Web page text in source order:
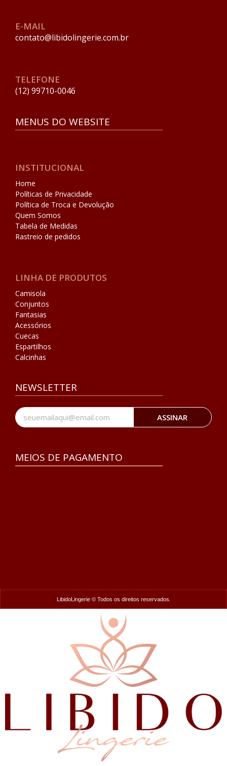
E-MAIL
contato@libidolingerie.com.br
TELEFONE
(12) 99710-0046
MENUS DO WEBSITE
INSTITUCIONAL
Home
Políticas de Privacidade
Política de Troca e Devolução
Quem Somos
Tabela de Medidas
Rastreio de pedidos
LINHA DE PRODUTOS
Camisola
Conjuntos
Fantasias
Acessórios
Cuecas
Espartilhos
Calcinhas
NEWSLETTER
ASSINAR
MEIOS DE PAGAMENTO
LibidoLingerie © Todos os direitos reservados.